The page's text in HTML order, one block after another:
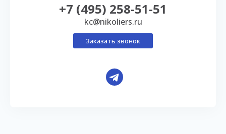
+7 (495) 258-51-51
kc@nikoliers.ru
Заказать звонок